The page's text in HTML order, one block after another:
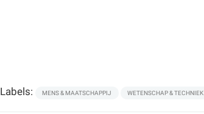
Labels: MENS & MAATSCHAPPIJ WETENSCHAP & TECHNIEK